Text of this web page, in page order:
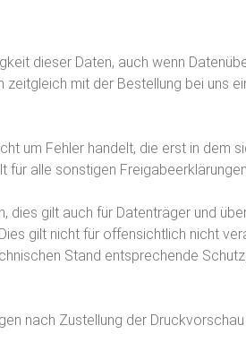
dieser Daten, auch wenn
mit der Bestellung bei uns
um Fehler handelt, die erst in dem
alle sonstigen
gilt auch für Datenträger und
gilt nicht für offensichtlich nicht
Stand entsprechende
nach Zustellung der